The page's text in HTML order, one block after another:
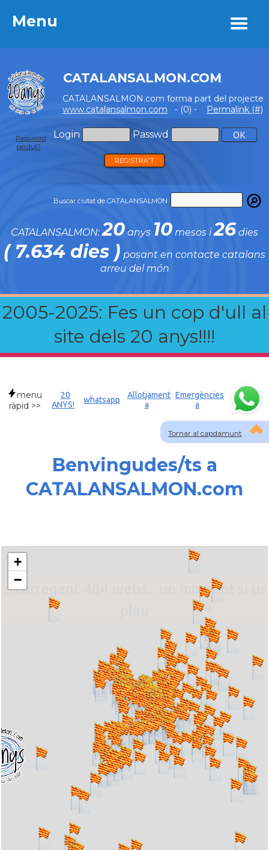
Menu
CATALANSALMON.COM
CATALANSALMON.com forma part del projecte
www.catalansalmon.com - (0) - Permalink (#)
Login Passwd
Password
perdut?
REGISTRA'T
Buscar ciutat de CATALANSALMON:
CATALANSALMON:20 anys 10 mesos i26 dies
( 7.634 dies ) posant en contacte catalans
arreu del món
2005-2025: Fes un cop d'ull al
site dels 20 anys!!!!
Menu
Tornar al capdamunt
menu
ràpid >>
20
ANYS!
whatsapp
Allotjament
a
Emergències
a
Benvingudes/ts a
CATALANSALMON.com
... carregant 484 webs... un moment si us
+
−